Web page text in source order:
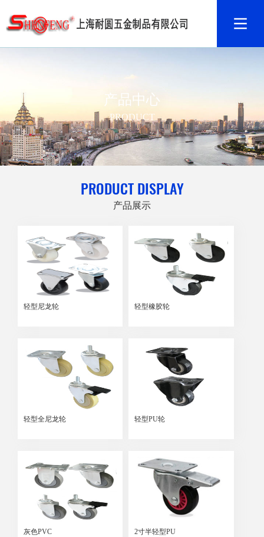
产品中心
PRODUCT
PRODUCT DISPLAY
产品展示
轻型尼龙轮 轻型橡胶轮
轻型全尼龙轮 轻型PU轮
灰色PVC 2寸半轻型PU